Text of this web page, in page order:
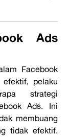
Ads
Facebook
pelaku
strategi
Ads. Ini
membuang
tidak efektif.